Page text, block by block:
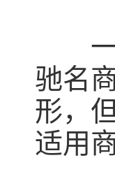
一
驰名
形，
适用